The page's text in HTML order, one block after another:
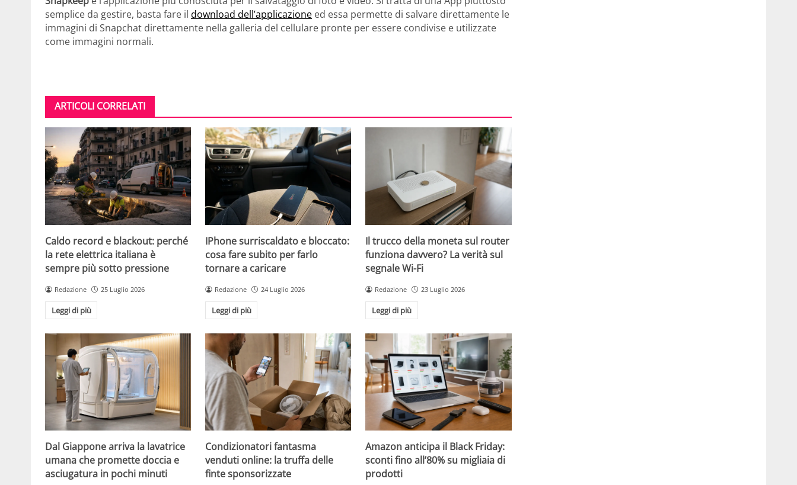
semplice da gestire, basta fare il download dell’applicazione ed essa permette di salvare direttamente le
immagini di Snapchat direttamente nella galleria del cellulare pronte per essere condivise e utilizzate
come immagini normali.
ARTICOLI CORRELATI
Caldo record e blackout: perché
la rete elettrica italiana è
sempre più sotto pressione
Redazione 25 Luglio 2026
Leggi di più
IPhone surriscaldato e bloccato:
cosa fare subito per farlo
tornare a caricare
Redazione 24 Luglio 2026
Leggi di più
Il trucco della moneta sul router
funziona davvero? La verità sul
segnale Wi-Fi
Redazione 23 Luglio 2026
Leggi di più
Dal Giappone arriva la lavatrice
umana che promette doccia e
asciugatura in pochi minuti
Condizionatori fantasma
venduti online: la truffa delle
finte sponsorizzate
Amazon anticipa il Black Friday:
sconti fino all’80% su migliaia di
prodotti